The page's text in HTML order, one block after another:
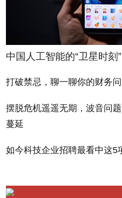
东大会，这些人也的确这么
新的代理人投票委托书。在
收缴了我的电话，终止了我的
要是股东大会如期召开，你
或许会留任吧，尽管我在那
中国人工智能的“卫星时刻”
打破禁忌，聊一聊你的财务
摆脱危机遥遥无期，波音问
蔓延
如今科技企业招聘最看中这5